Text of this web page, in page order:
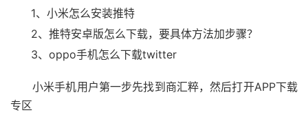
1、小米怎么安装推特
2、推特安卓版怎么下载，要具体方法加步骤？
3、oppo手机怎么下载twitter
小米手机用户第一步先找到商汇粹，然后打开APP下载
专区